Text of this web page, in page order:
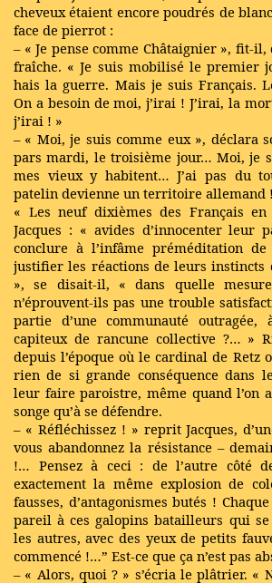
cheveux étaient encore poudrés de
face de pierrot :
– « Je pense comme Châtaignier », fit-il,
fraîche. « Je suis mobilisé le premier
hais la guerre. Mais je suis Français.
On a besoin de moi, j’irai ! J’irai, la
j’irai ! »
– « Moi, je suis comme eux », déclara
pars mardi, le troisième jour… Moi, je
mes vieux y habitent… J’ai pas du
patelin devienne un territoire allemand
« Les neuf dixièmes des Français
Jacques : « avides d’innocenter leur
conclure à l’infâme préméditation de
justifier les réactions de leurs instincts
», se disait-il, « dans quelle
n’éprouvent-ils pas une trouble
partie d’une communauté
capiteux de rancune collective ?… »
depuis l’époque où le cardinal de Retz
rien de si grande conséquence dans
leur faire paroistre, même quand l’on
songe qu’à se défendre.
– « Réfléchissez ! » reprit Jacques,
vous abandonnez la résistance –
!… Pensez à ceci : de l’autre côté
exactement la même explosion de
fausses, d’antagonismes butés !
pareil à ces galopins batailleurs qui
les autres, avec des yeux de petits
commencé !…” Est-ce que ça n’est pas
– « Alors, quoi ? » s’écria le plâtrier. «